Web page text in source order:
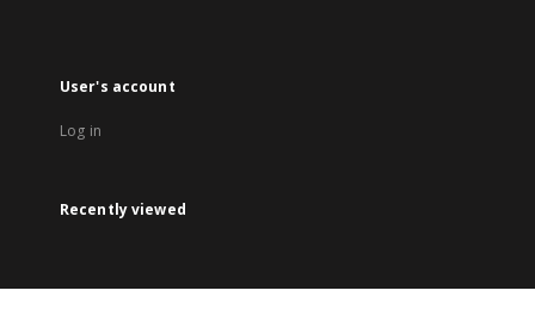
User's account
Log in
Recently viewed